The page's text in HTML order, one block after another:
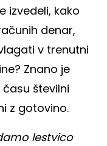
izvedeli, kako
denar,
v trenutni
Znano je
številni
z gotovino.
lestvico